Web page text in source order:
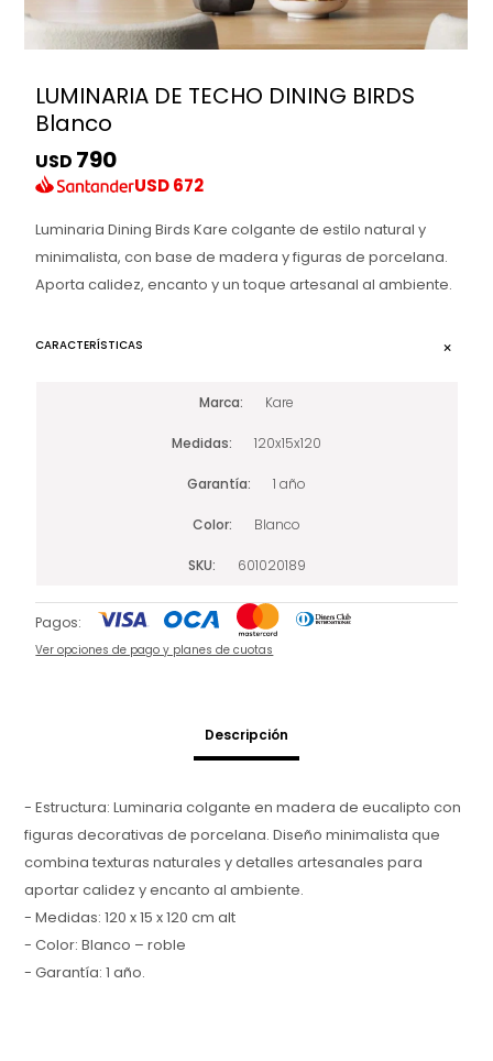
LUMINARIA DE TECHO DINING BIRDS
Blanco
USD 790
USD672
Luminaria Dining Birds Kare colgante de estilo natural y
minimalista, con base de madera y figuras de porcelana.
Aporta calidez, encanto y un toque artesanal al ambiente.
CARACTERÍSTICAS
Marca Kare
Medidas 120x15x120
Garantía 1 año
Color Blanco
SKU 601020189
Pagos:
Ver opciones de pago y planes de cuotas
Descripción
- Estructura: Luminaria colgante en madera de eucalipto con
figuras decorativas de porcelana. Diseño minimalista que
combina texturas naturales y detalles artesanales para
aportar calidez y encanto al ambiente.
- Medidas: 120 x 15 x 120 cm alt
- Color: Blanco – roble
- Garantía: 1 año.